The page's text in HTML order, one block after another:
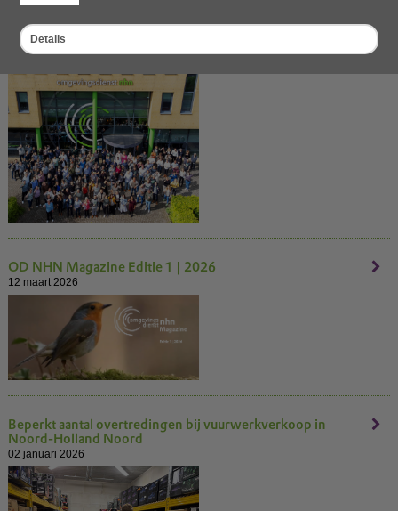
Details
Onze nieuwe Werken-bij-website is live!
21 april 2026
OD NHN Magazine Editie 1 | 2026
12 maart 2026
Beperkt aantal overtredingen bij vuurwerkverkoop in
Noord-Holland Noord
02 januari 2026